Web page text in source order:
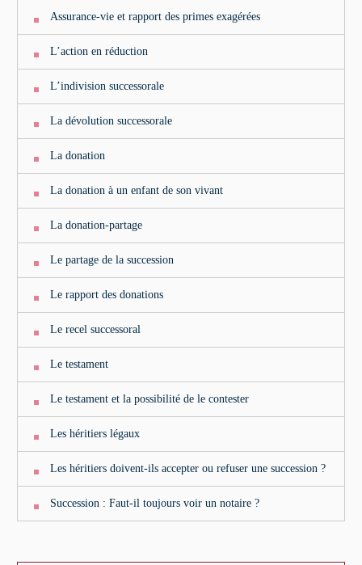
Assurance-vie et rapport des primes exagérées
L’action en réduction
L’indivision successorale
La dévolution successorale
La donation
La donation à un enfant de son vivant
La donation-partage
Le partage de la succession
Le rapport des donations
Le recel successoral
Le testament
Le testament et la possibilité de le contester
Les héritiers légaux
Les héritiers doivent-ils accepter ou refuser une succession ?
Succession : Faut-il toujours voir un notaire ?